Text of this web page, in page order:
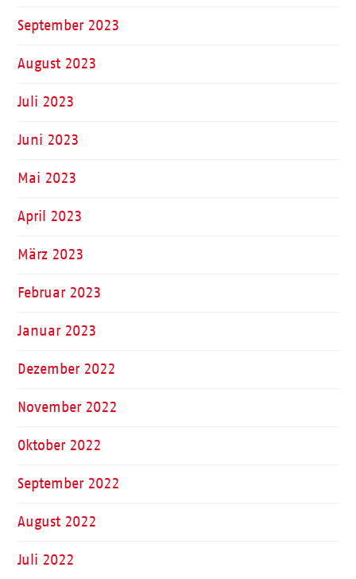
September 2023
August 2023
Juli 2023
Juni 2023
Mai 2023
April 2023
März 2023
Februar 2023
Januar 2023
Dezember 2022
November 2022
Oktober 2022
September 2022
August 2022
Juli 2022